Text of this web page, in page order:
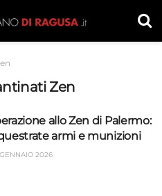
Zen
allo Zen di Palermo:
armi e munizioni
2026